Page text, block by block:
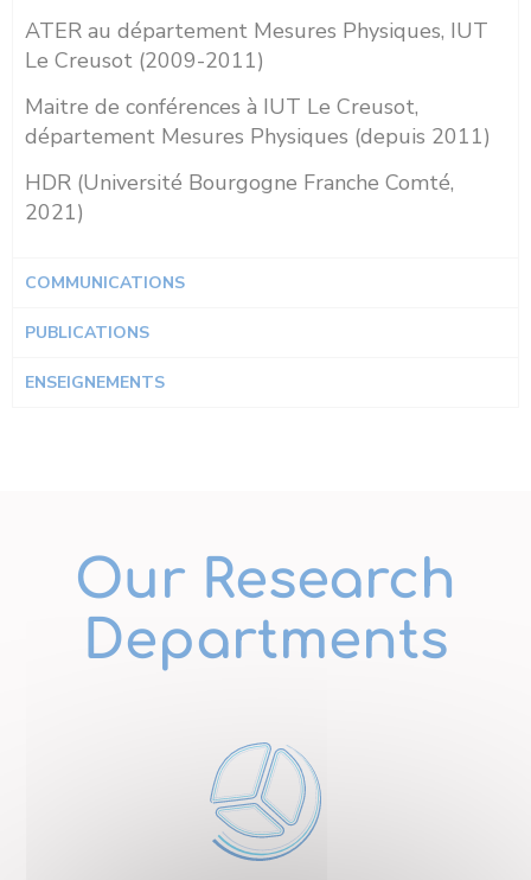
ATER au département Mesures Physiques, IUT
Le Creusot (2009-2011)
Maitre de conférences à IUT Le Creusot,
département Mesures Physiques (depuis 2011)
HDR (Université Bourgogne Franche Comté,
2021)
COMMUNICATIONS
PUBLICATIONS
ENSEIGNEMENTS
Our Research
Departments